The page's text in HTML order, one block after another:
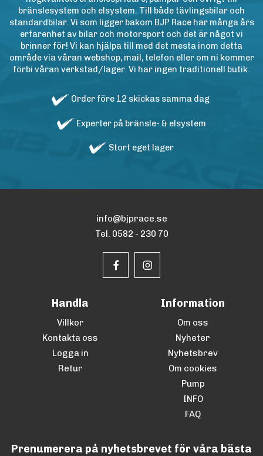
bränslesystem och elsystem. Till både tävlingsbilar och
standardbilar. Vi som ligger bakom BJP Race har många års
erfarenhet av bilar och motorsport och det är något vi
brinner för! Vi kan hjälpa till med det mesta inom detta
område via våran webshop, mail, telefon eller om ni kommer
förbi våran verkstad/lager. Vi har ingen traditionell butik.
Order före 12 skickas samma dag
Experter på bränsle- & elsystem
Stort eget lager
info@bjprace.se
Tel. 0582 - 230 70
Handla
Villkor
Kontakta oss
Logga in
Retur
Information
Om oss
Nyheter
Nyhetsbrev
Om cookies
Pump
INFO
FAQ
Prenumerera på nyhetsbrevet för våra bästa